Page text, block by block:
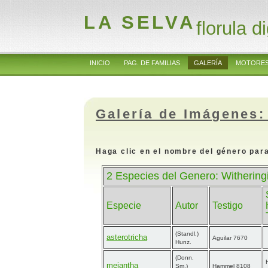
LA SELVAflorula
INICIO PAG. DE FAMILIAS GALERÍA
Galería de
Haga clic en el nombre del género
2 Especies del Genero:
Especie Autor Testigo
asterotricha
(Standl.)
Hunz.
Aguilar 7670
meiantha
(Donn.
Sm.)
Hammel 8108